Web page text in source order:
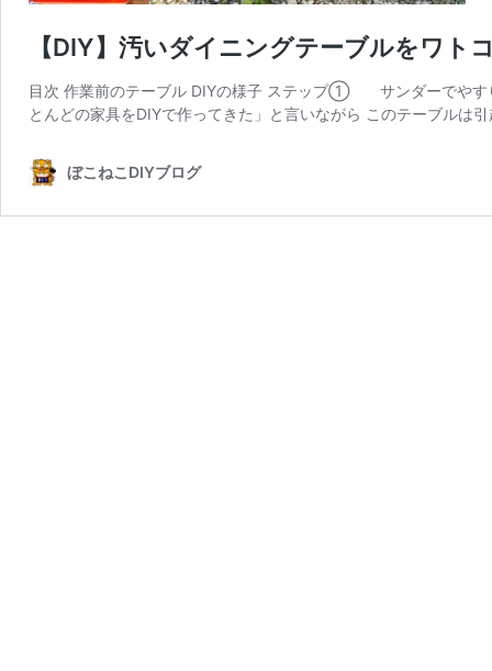
【DIY】汚いダイニングテーブルをワト
目次 作業前のテーブル DIYの様子 ステップ① サンダーでや
とんどの家具をDIYで作ってきた」と言いながら このテーブルは
ぼこねこDIYブログ